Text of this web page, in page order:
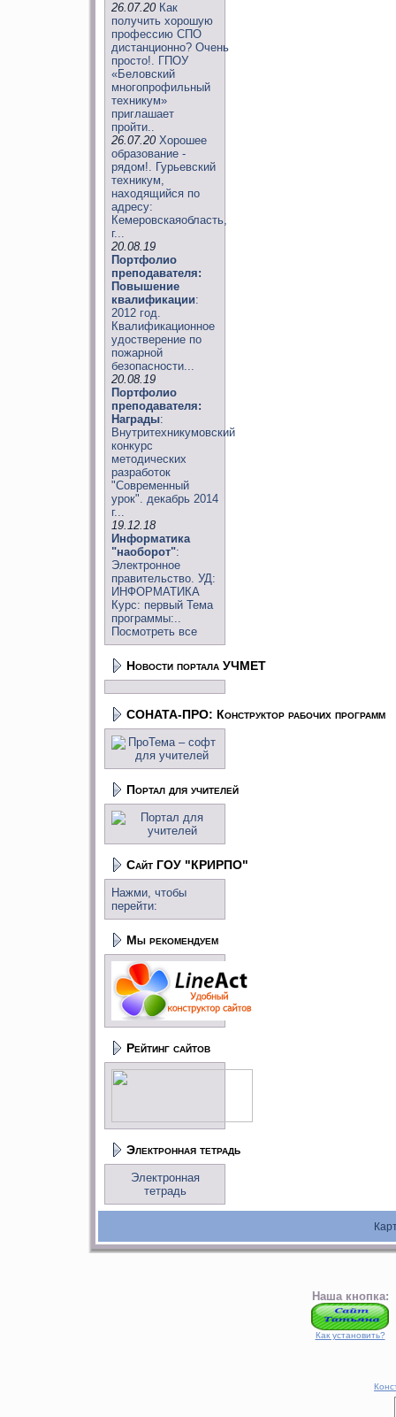
26.07.20 Как
получить хорошую
профессию СПО
дистанционно? Очень
просто!. ГПОУ
«Беловский
многопрофильный
техникум»
приглашает
пройти..
26.07.20 Хорошее
образование -
рядом!. Гурьевский
техникум,
находящийся по
адресу:
Кемеровскаяобласть,
г...
20.08.19
Портфолио
преподавателя:
Повышение
квалификации:
2012 год.
Квалификационное
удостверение по
пожарной
безопасности...
20.08.19
Портфолио
преподавателя:
Награды:
Внутритехникумовский
конкурс
методических
разработок
"Современный
урок". декабрь 2014
г...
19.12.18
Информатика
"наоборот":
Электронное
правительство. УД:
ИНФОРМАТИКА
Курс: первый Тема
программы:..
Посмотреть все
Новости портала УЧМЕТ
СОНАТА-ПРО: Конструктор рабочих программ
Портал для учителей
Сайт ГОУ "КРИРПО"
Нажми, чтобы
перейти:
Мы рекомендуем
Рейтинг сайтов
Электронная тетрадь
Электронная
тетрадь
Наша кнопка:
Как установить?